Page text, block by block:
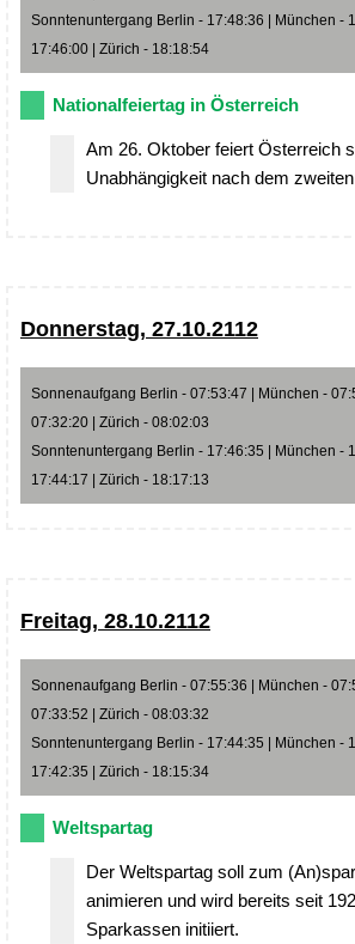
Sonntenuntergang Berlin - 17:48:36 | München -
17:46:00 | Zürich - 18:18:54
Nationalfeiertag in Österreich
Am 26. Oktober feiert Österreich
Unabhängigkeit nach dem
Donnerstag, 27.10.2112
Sonnenaufgang Berlin - 07:53:47 | München -
07:32:20 | Zürich - 08:02:03
Sonntenuntergang Berlin - 17:46:35 | München -
17:44:17 | Zürich - 18:17:13
Freitag, 28.10.2112
Sonnenaufgang Berlin - 07:55:36 | München -
07:33:52 | Zürich - 08:03:32
Sonntenuntergang Berlin - 17:44:35 | München -
17:42:35 | Zürich - 18:15:34
Weltspartag
Der Weltspartag soll zum
animieren und wird bereits seit
Sparkassen initiiert.